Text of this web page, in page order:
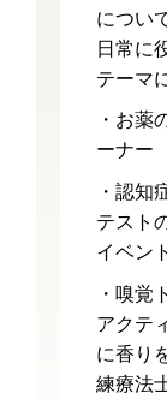
につい
日常に
テーマ
・お薬
ーナー
・認知
テスト
イベン
・嗅覚
アクテ
に香り
練療法